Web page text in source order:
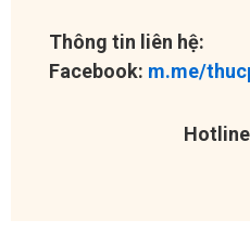
Thông tin liên hệ:
Facebook: m.me/
Hotline: